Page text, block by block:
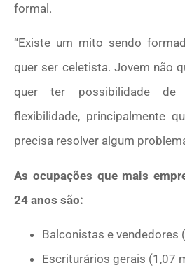
formal.
“Existe um mito sendo
quer ser celetista. Jovem não
quer ter possibilidade de
flexibilidade, principalmente
precisa resolver algum
As ocupações que mais
24 anos são:
Balconistas e vendedores
Escriturários gerais (1,07